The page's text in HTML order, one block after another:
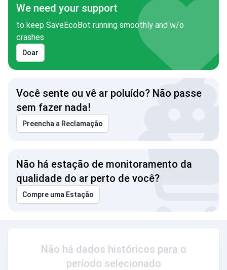
We need your support
to keep SaveEcoBot running smoothly and w/o
crashes
Doar
Você sente ou vê ar poluído? Não passe
sem fazer nada!
Preencha a Reclamação
Não há estação de monitoramento da
qualidade do ar perto de você?
Compre uma Estação
Não há dados históricos para o
período selecionado